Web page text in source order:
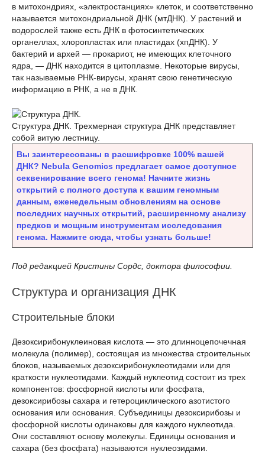
в митохондриях, «электростанциях» клеток, и соответственно
называется митохондриальной ДНК (мтДНК). У растений и
водорослей также есть ДНК в фотосинтетических
органеллах, хлоропластах или пластидах (хпДНК). У
бактерий и архей — прокариот, не имеющих клеточного
ядра, — ДНК находится в цитоплазме. Некоторые вирусы,
так называемые РНК-вирусы, хранят свою генетическую
информацию в РНК, а не в ДНК.
Структура ДНК. Трехмерная структура ДНК представляет
собой витую лестницу.
Вы заинтересованы в расшифровке 100% вашей
ДНК? Nebula Genomics предлагает самое доступное
секвенирование всего генома! Начните жизнь
открытий с полного доступа к вашим геномным
данным, еженедельным обновлениям на основе
последних научных открытий, расширенному анализу
предков и мощным инструментам исследования
генома. Нажмите сюда, чтобы узнать больше!
Под редакцией Кристины Сордс, доктора философии.
Структура и организация ДНК
Строительные блоки
Дезоксирибонуклеиновая кислота — это длинноцепочечная
молекула (полимер), состоящая из множества строительных
блоков, называемых дезоксирибонуклеотидами или для
краткости нуклеотидами. Каждый нуклеотид состоит из трех
компонентов: фосфорной кислоты или фосфата,
дезоксирибозы сахара и гетероциклического азотистого
основания или основания. Субъединицы дезоксирибозы и
фосфорной кислоты одинаковы для каждого нуклеотида.
Они составляют основу молекулы. Единицы основания и
сахара (без фосфата) называются нуклеозидами.